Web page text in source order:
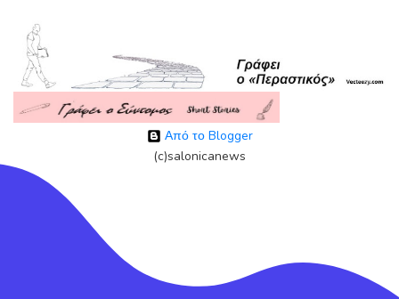
Από το Blogger
(c)salonicanews